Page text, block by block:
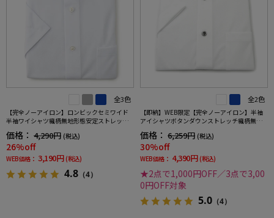
全3色
【完全ノーアイロン】ロンビックセミワイド
半袖ワイシャツ織柄無地形態安定ストレッチ
価格： 4,290円 (税込)
26%off
WEB価格： 3,190円 (税込)
4.8 （4）
全2色
【即納】WEB限定【完全ノーアイロン】半袖
アイシャツボタンダウンストレッチ織柄無地i-
価格： 6,259円 (税込)
30%off
WEB価格： 4,390円 (税込)
★2点で1,000円OFF／3点で3,00
0円OFF対象
5.0 （4）